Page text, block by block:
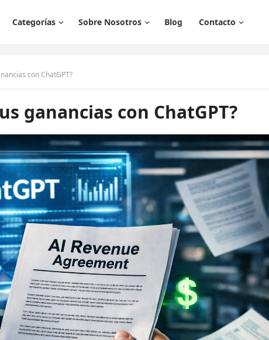
Categorías Sobre Nosotros Blog Contacto
con ChatGPT?
ganancias con ChatGPT?